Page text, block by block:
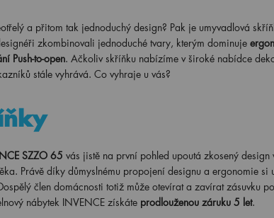
a přitom tak jednoduchý design? Pak je umyvadlová
zkombinovali jednoduché tvary, kterým dominuje
Push-to-open. Ačkoliv skříňku nabízíme v široké nabídce
stále vyhrává. Co vyhraje u vás?
SZZO 65 vás jistě na první pohled upoutá zkosený
Právě díky důmyslnému propojení designu a ergonomie si
člen domácnosti totiž může otevírat a zavírat zásuvku
nábytek INVENCE získáte prodlouženou záruku 5 let.